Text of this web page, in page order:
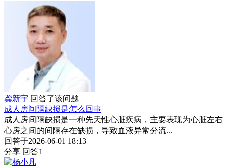
龚新宇 回答了该问题
成人房间隔缺损是怎么回事
成人房间隔缺损是一种先天性心脏疾病，主要表现为心脏左右
心房之间的间隔存在缺损，导致血液异常分流...
回答于2026-06-01 18:13
分享 回答1